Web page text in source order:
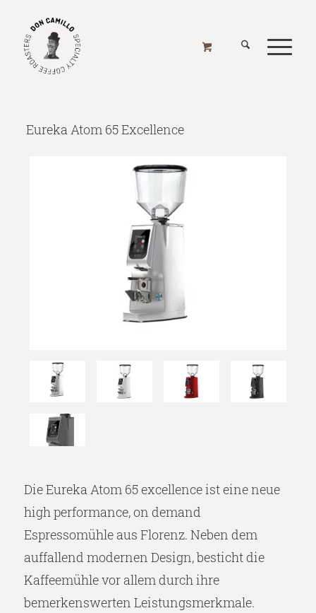
EUREKA ATOM 65 EXCELLENCE
Home / Online Shop Mühlen - Elektrisch Eureka
Eureka Atom 65 Excellence
Eureka Atom 65 Excellence
Die Eureka Atom 65 excellence ist eine neue
high performance, on demand
Espressomühle aus Florenz. Neben dem
auffallend modernen Design, besticht die
Kaffeemühle vor allem durch ihre
bemerkenswerten Leistungsmerkmale.